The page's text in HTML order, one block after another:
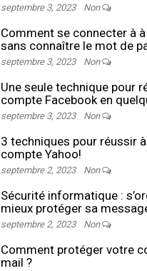
septembre 3, 2023 Non
Comment se connecter à
sans connaître le mot de
septembre 3, 2023 Non
Une seule technique pour
compte Facebook en
septembre 3, 2023 Non
3 techniques pour réussir
compte Yahoo!
septembre 2, 2023 Non
Sécurité informatique :
mieux protéger sa
septembre 2, 2023 Non
Comment protéger votre
mail ?